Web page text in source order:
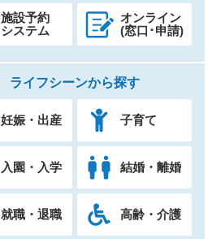
施設予約
システム
オンライン
(窓口･申請)
ライフシーンから探す
妊娠・出産 子育て
入園・入学 結婚・離婚
就職・退職 高齢・介護